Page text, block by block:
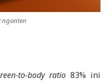
ngonten
to-body ratio83% ini